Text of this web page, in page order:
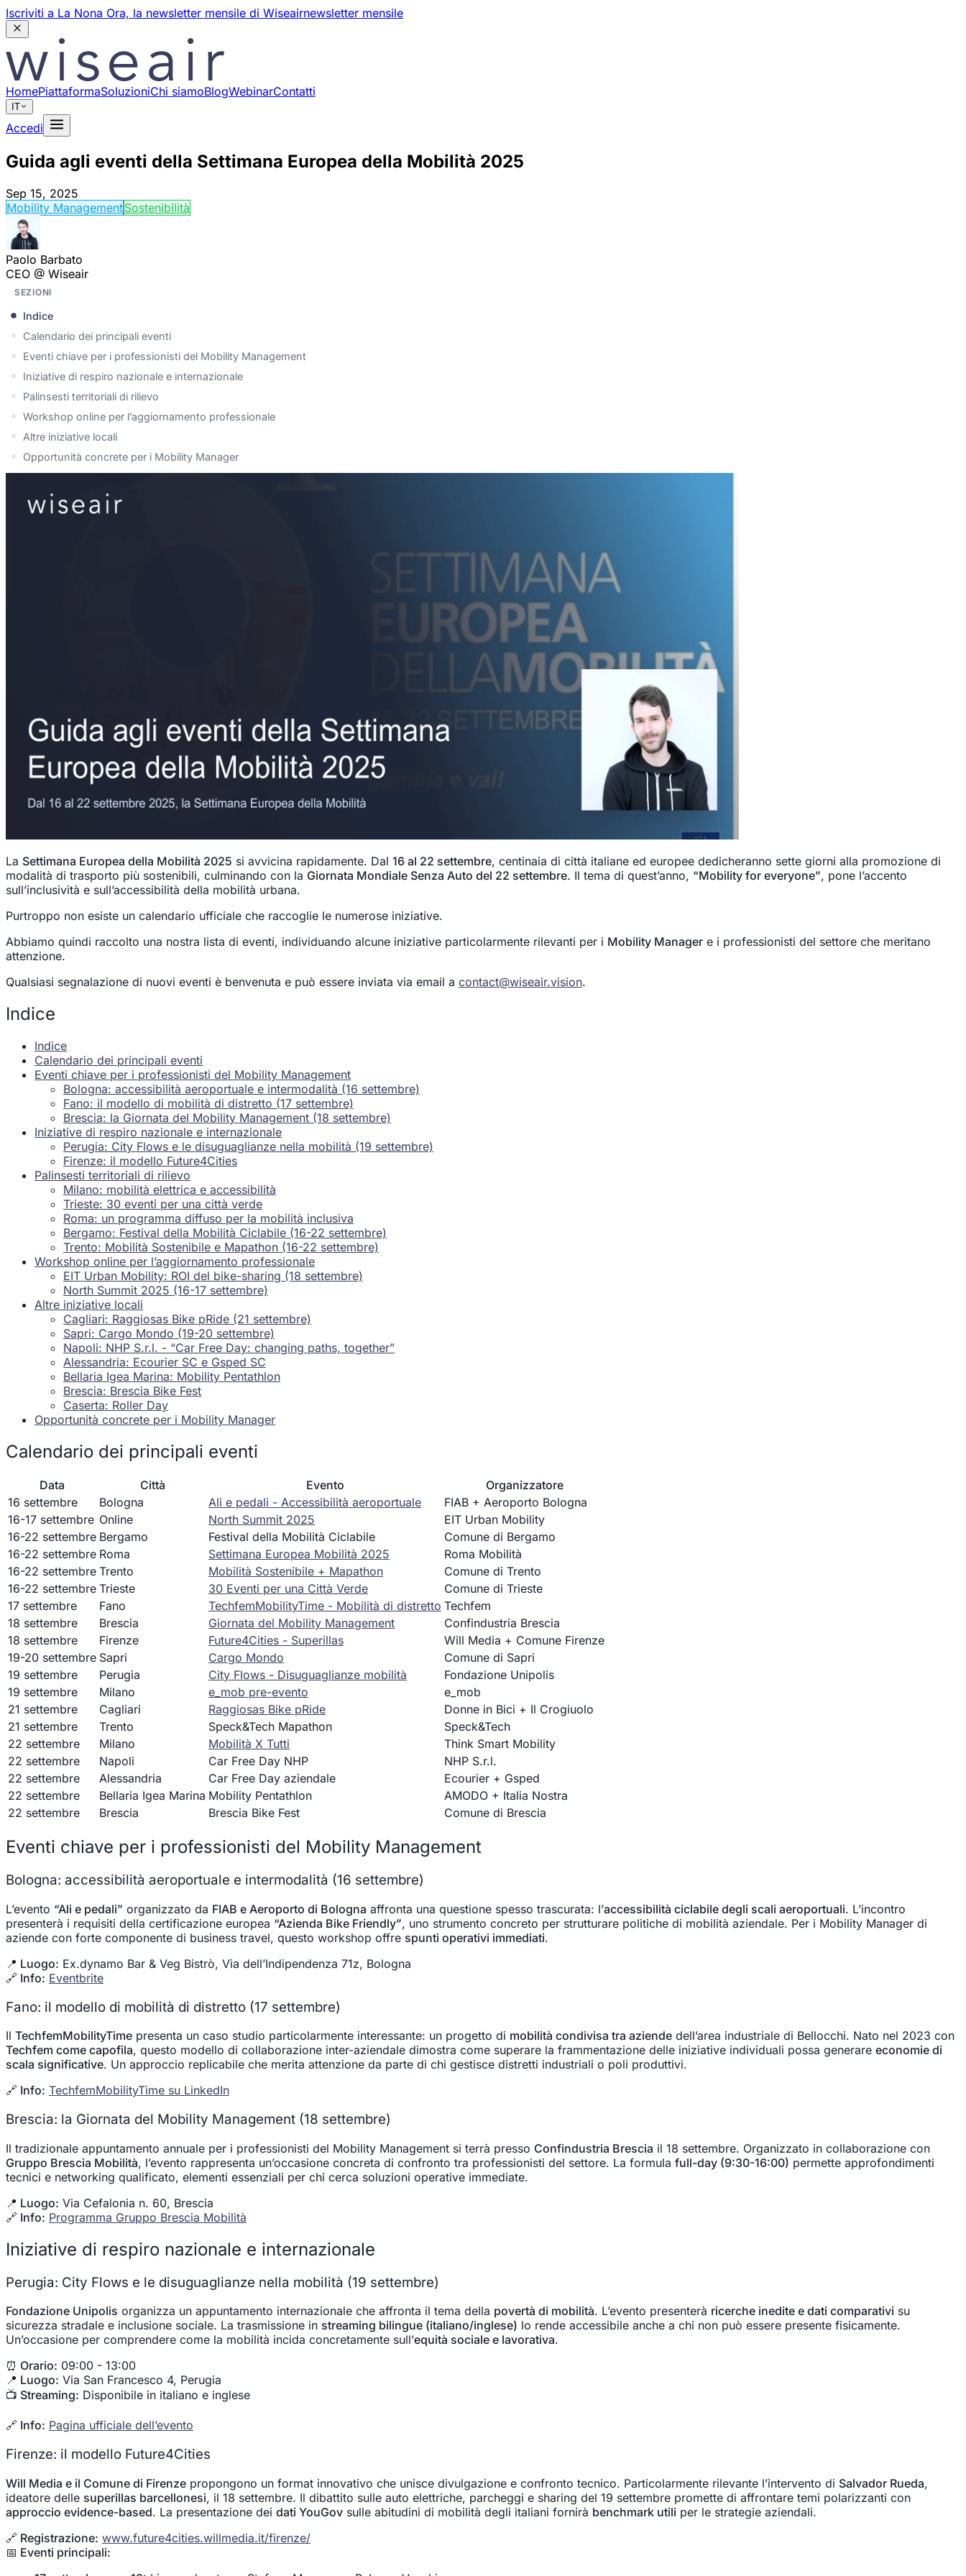
Iscriviti a La Nona Ora, la newsletter mensile di Wiseairnewsletter mensile
HomePiattaformaSoluzioniChi siamoBlogWebinarContatti
IT
Accedi
Guida agli eventi della Settimana Europea della Mobilità 2025
Sep 15, 2025
Mobility ManagementSostenibilità
Paolo Barbato
CEO @ Wiseair
SEZIONI
Indice
Calendario dei principali eventi
Eventi chiave per i professionisti del Mobility Management
Iniziative di respiro nazionale e internazionale
Palinsesti territoriali di rilievo
Workshop online per l’aggiornamento professionale
Altre iniziative locali
Opportunità concrete per i Mobility Manager
La Settimana Europea della Mobilità 2025 si avvicina rapidamente. Dal 16 al 22 settembre, centinaia di città italiane ed europee dedicheranno sette giorni alla promozione di
modalità di trasporto più sostenibili, culminando con la Giornata Mondiale Senza Auto del 22 settembre. Il tema di quest’anno, “Mobility for everyone”, pone l’accento
sull’inclusività e sull’accessibilità della mobilità urbana.
Purtroppo non esiste un calendario ufficiale che raccoglie le numerose iniziative.
Abbiamo quindi raccolto una nostra lista di eventi, individuando alcune iniziative particolarmente rilevanti per i Mobility Manager e i professionisti del settore che meritano
attenzione.
Qualsiasi segnalazione di nuovi eventi è benvenuta e può essere inviata via email a contact@wiseair.vision.
Indice
Indice
Calendario dei principali eventi
Eventi chiave per i professionisti del Mobility Management
Bologna: accessibilità aeroportuale e intermodalità (16 settembre)
Fano: il modello di mobilità di distretto (17 settembre)
Brescia: la Giornata del Mobility Management (18 settembre)
Iniziative di respiro nazionale e internazionale
Perugia: City Flows e le disuguaglianze nella mobilità (19 settembre)
Firenze: il modello Future4Cities
Palinsesti territoriali di rilievo
Milano: mobilità elettrica e accessibilità
Trieste: 30 eventi per una città verde
Roma: un programma diffuso per la mobilità inclusiva
Bergamo: Festival della Mobilità Ciclabile (16-22 settembre)
Trento: Mobilità Sostenibile e Mapathon (16-22 settembre)
Workshop online per l’aggiornamento professionale
EIT Urban Mobility: ROI del bike-sharing (18 settembre)
North Summit 2025 (16-17 settembre)
Altre iniziative locali
Cagliari: Raggiosas Bike pRide (21 settembre)
Sapri: Cargo Mondo (19-20 settembre)
Napoli: NHP S.r.l. - “Car Free Day: changing paths, together”
Alessandria: Ecourier SC e Gsped SC
Bellaria Igea Marina: Mobility Pentathlon
Brescia: Brescia Bike Fest
Caserta: Roller Day
Opportunità concrete per i Mobility Manager
Calendario dei principali eventi
Data Città Evento
Organizzatore
16 settembre
Bologna Ali e pedali - Accessibilità aeroportuale
FIAB + Aeroporto Bologna
16-17 settembre Online North Summit 2025
EIT Urban Mobility
16-22 settembre Bergamo Festival della Mobilità Ciclabile
Comune di Bergamo
16-22 settembre Roma Settimana Europea Mobilità 2025
Roma Mobilità
16-22 settembre Trento Mobilità Sostenibile + Mapathon
Comune di Trento
16-22 settembre Trieste 30 Eventi per una Città Verde
Comune di Trieste
17 settembre
Fano TechfemMobilityTime - Mobilità di distretto Techfem
18 settembre
Brescia Giornata del Mobility Management
Confindustria Brescia
18 settembre
Firenze Future4Cities - Superillas
Will Media + Comune Firenze
19-20 settembre Sapri Cargo Mondo
Comune di Sapri
19 settembre
Perugia City Flows - Disuguaglianze mobilità
Fondazione Unipolis
19 settembre
Milano e_mob pre-evento
e_mob
21 settembre
Cagliari Raggiosas Bike pRide
Donne in Bici + Il Crogiuolo
21 settembre
Trento Speck&Tech Mapathon
Speck&Tech
22 settembre
Milano Mobilità X Tutti
Think Smart Mobility
22 settembre
Napoli Car Free Day NHP
NHP S.r.l.
22 settembre
Alessandria Car Free Day aziendale
Ecourier + Gsped
22 settembre
Bellaria Igea Marina Mobility Pentathlon
AMODO + Italia Nostra
22 settembre
Brescia Brescia Bike Fest Comune di Brescia
Eventi chiave per i professionisti del Mobility Management
Bologna: accessibilità aeroportuale e intermodalità (16 settembre)
L’evento “Ali e pedali” organizzato da FIAB e Aeroporto di Bologna affronta una questione spesso trascurata: l’accessibilità ciclabile degli scali aeroportuali. L’incontro
presenterà i requisiti della certificazione europea “Azienda Bike Friendly”, uno strumento concreto per strutturare politiche di mobilità aziendale. Per i Mobility Manager di
aziende con forte componente di business travel, questo workshop offre spunti operativi immediati.
📍 Luogo: Ex.dynamo Bar & Veg Bistrò, Via dell’Indipendenza 71z, Bologna
🔗 Info: Eventbrite
Fano: il modello di mobilità di distretto (17 settembre)
Il TechfemMobilityTime presenta un caso studio particolarmente interessante: un progetto di mobilità condivisa tra aziende dell’area industriale di Bellocchi. Nato nel 2023 con
Techfem come capofila, questo modello di collaborazione inter-aziendale dimostra come superare la frammentazione delle iniziative individuali possa generare economie di
scala significative. Un approccio replicabile che merita attenzione da parte di chi gestisce distretti industriali o poli produttivi.
🔗 Info: TechfemMobilityTime su LinkedIn
Brescia: la Giornata del Mobility Management (18 settembre)
Il tradizionale appuntamento annuale per i professionisti del Mobility Management si terrà presso Confindustria Brescia il 18 settembre. Organizzato in collaborazione con
Gruppo Brescia Mobilità, l’evento rappresenta un’occasione concreta di confronto tra professionisti del settore. La formula full-day (9:30-16:00) permette approfondimenti
tecnici e networking qualificato, elementi essenziali per chi cerca soluzioni operative immediate.
📍 Luogo: Via Cefalonia n. 60, Brescia
🔗 Info: Programma Gruppo Brescia Mobilità
Iniziative di respiro nazionale e internazionale
Perugia: City Flows e le disuguaglianze nella mobilità (19 settembre)
Fondazione Unipolis organizza un appuntamento internazionale che affronta il tema della povertà di mobilità. L’evento presenterà ricerche inedite e dati comparativi su
sicurezza stradale e inclusione sociale. La trasmissione in streaming bilingue (italiano/inglese) lo rende accessibile anche a chi non può essere presente fisicamente.
Un’occasione per comprendere come la mobilità incida concretamente sull’equità sociale e lavorativa.
⏰ Orario: 09:00 - 13:00
📍 Luogo: Via San Francesco 4, Perugia
📺 Streaming: Disponibile in italiano e inglese
🔗 Info: Pagina ufficiale dell’evento
Firenze: il modello Future4Cities
Will Media e il Comune di Firenze propongono un format innovativo che unisce divulgazione e confronto tecnico. Particolarmente rilevante l’intervento di Salvador Rueda,
ideatore delle superillas barcellonesi, il 18 settembre. Il dibattito sulle auto elettriche, parcheggi e sharing del 19 settembre promette di affrontare temi polarizzanti con
approccio evidence-based. La presentazione dei dati YouGov sulle abitudini di mobilità degli italiani fornirà benchmark utili per le strategie aziendali.
🔗 Registrazione: www.future4cities.willmedia.it/firenze/
📅 Eventi principali: